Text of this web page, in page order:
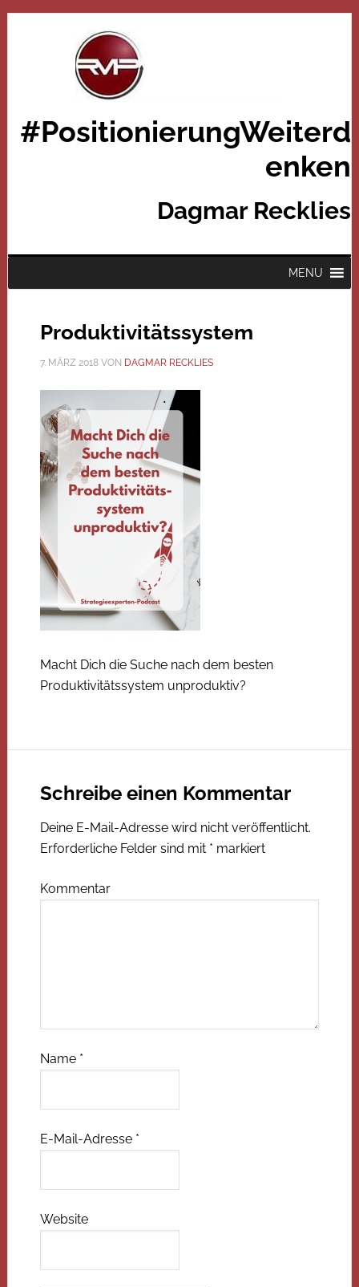
#PositionierungWeiterd
enken
Dagmar Recklies
MENU
Produktivitätssystem
7. MÄRZ 2018VON DAGMAR RECKLIES
Macht Dich die Suche nach dem besten
Produktivitätssystem unproduktiv?
Schreibe einen Kommentar
Deine E-Mail-Adresse wird nicht veröffentlicht.
Erforderliche Felder sind mit * markiert
Kommentar
Name *
E-Mail-Adresse *
Website